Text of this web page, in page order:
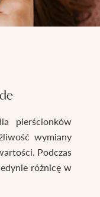
pierścionków
wymiany
Podczas
różnicę w